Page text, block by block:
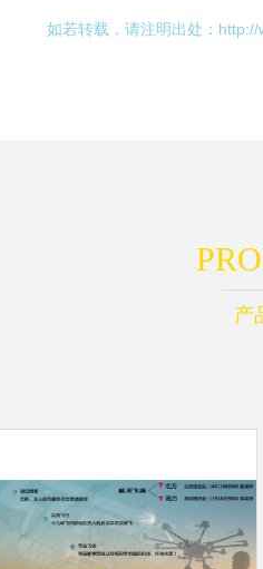
如若转载，请注明出处：
产